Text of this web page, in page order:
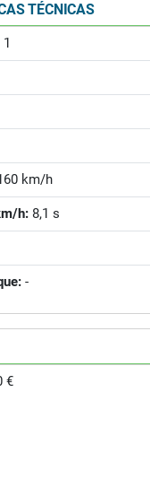
TÉCNICAS
1
km/h
h: 8,1 s
-
€